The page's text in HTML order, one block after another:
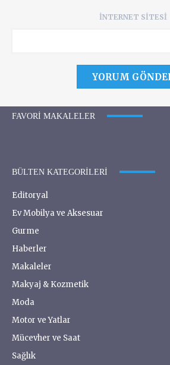
İNTERNET SITESI
FAVORI MAKALELER
BÜLTEN KATEGORILERI
Editoryal
Ev Mobilya ve Aksesuar
Gurme
Haberler
Makaleler
Makyaj & Kozmetik
Moda
Motor ve Yatlar
Mücevher ve Saat
Sağlık